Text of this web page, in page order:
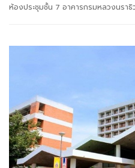
ห้องประชุมชั้น 7 อาคารกรมหลวงนรา